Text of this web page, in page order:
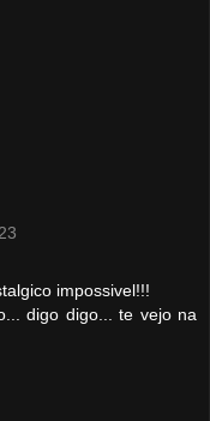
impossivel!!!
digo digo... te vejo na